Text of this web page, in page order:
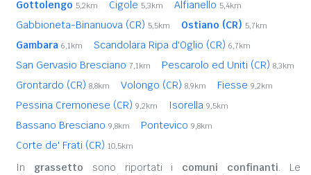
Gottolengo 5,2km Cigole 5,3km Alfianello 5,4km
Gabbioneta-Binanuova (CR) 5,5km Ostiano (CR) 5,7km
Gambara 6,1km Scandolara Ripa d'Oglio (CR) 6,7km
San Gervasio Bresciano 7,1km Pescarolo ed Uniti (CR) 8,3km
Grontardo (CR) 8,8km Volongo (CR) 8,9km Fiesse 9,2km
Pessina Cremonese (CR) 9,2km Isorella 9,5km
Bassano Bresciano 9,8km Pontevico 9,8km
Corte de' Frati (CR) 10,5km
In grassetto sono riportati i comuni confinanti. Le